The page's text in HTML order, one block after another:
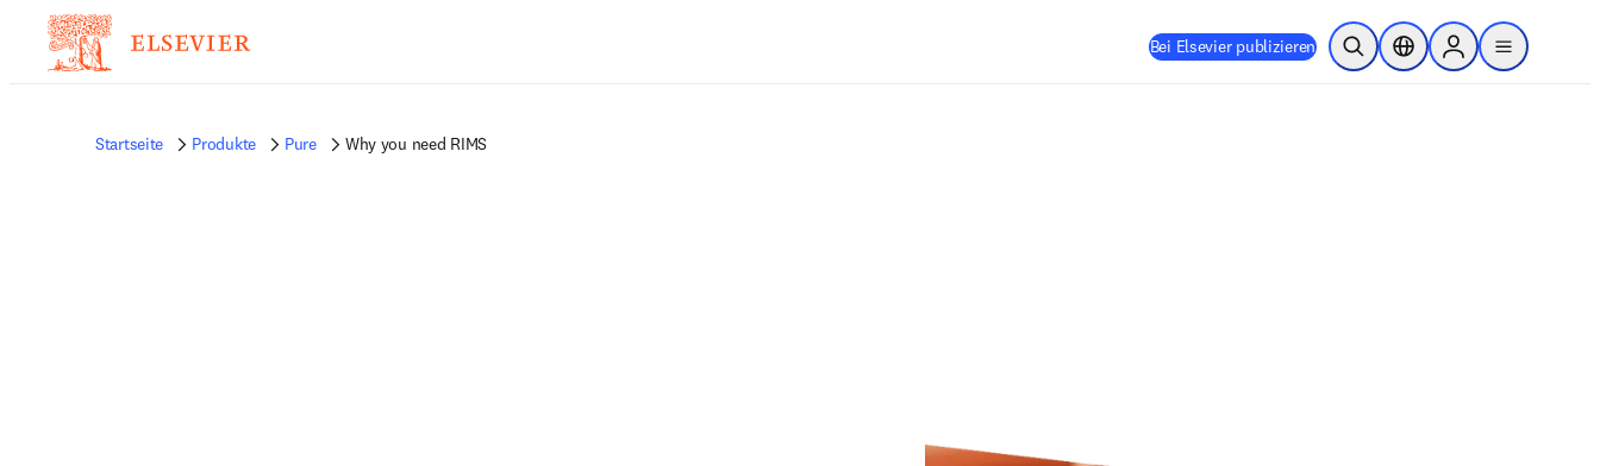
Bei Elsevier publizieren Suche öffnenStandortauswahl
Sign in to products
menu
Startseite Produkte Pure Why you need RIMS